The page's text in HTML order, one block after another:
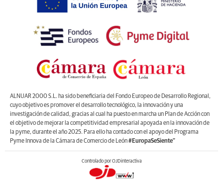
ALNUAR 2000 S.L. ha sido beneficiaria del Fondo Europeo de Desarrollo Regional,
cuyo objetivo es promover el desarrollo tecnológico, la innovación y una
investigación de calidad, gracias al cual ha puesto en marcha un Plan de Acción con
el objetivo de mejorar la competitividad empresarial apoyada en la innovación de
la pyme, durante el año 2025. Para ello ha contado con el apoyo del Programa
Pyme Innova de la Cámara de Comercio de León#EuropaSeSiente”
Controlado por OJDinteractiva